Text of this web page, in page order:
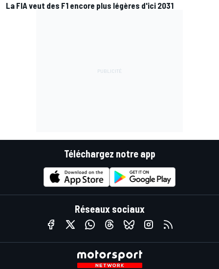
La FIA veut des F1 encore plus légères d'ici 2031
Téléchargez notre app
Réseaux sociaux